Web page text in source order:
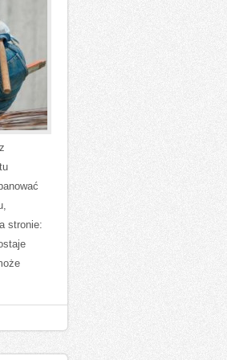
stronie: